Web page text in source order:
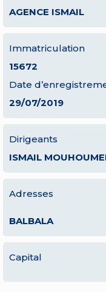
AGENCE ISMAIL
Immatriculation
15672
Date
29/07/2019
Dirigeants
ISMAIL
Adresses
BALBALA
Capital